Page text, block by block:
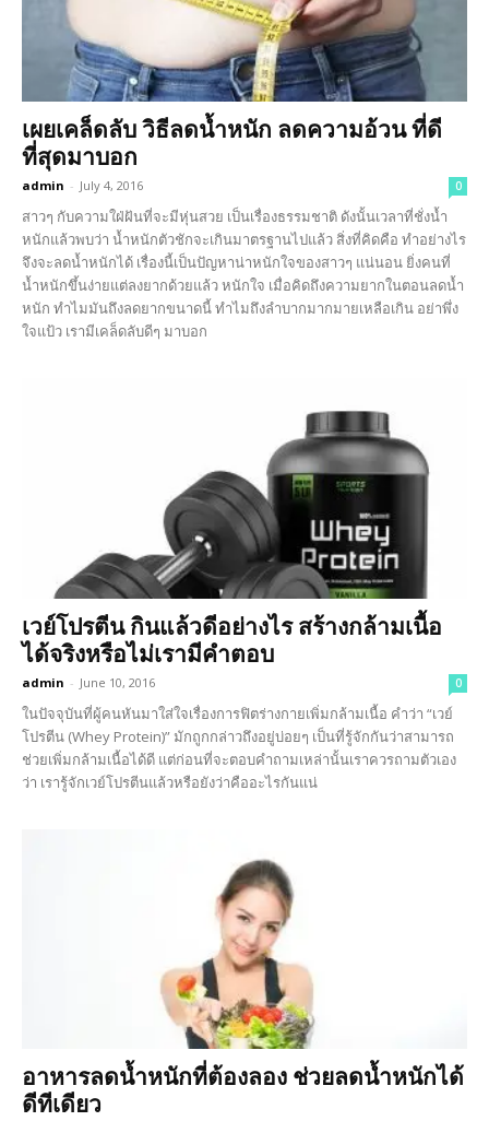
เผยเคล็ดลับ วิธีลดน้ำหนัก ลดความอ้วน ที่ดี
ที่สุดมาบอก
admin - July 4, 2016 0
สาวๆ กับความใฝ่ฝันที่จะมีหุ่นสวย เป็นเรื่องธรรมชาติ ดังนั้นเวลาที่ชั่งน้ำ
หนักแล้วพบว่า น้ำหนักตัวชักจะเกินมาตรฐานไปแล้ว สิ่งที่คิดคือ ทำอย่างไร
จึงจะลดน้ำหนักได้ เรื่องนี้เป็นปัญหาน่าหนักใจของสาวๆ แน่นอน ยิ่งคนที่
น้ำหนักขึ้นง่ายแต่ลงยากด้วยแล้ว หนักใจ เมื่อคิดถึงความยากในตอนลดน้ำ
หนัก ทำไมมันถึงลดยากขนาดนี้ ทำไมถึงลำบากมากมายเหลือเกิน อย่าพึ่ง
ใจแป้ว เรามีเคล็ดลับดีๆ มาบอก
เวย์โปรตีน กินแล้วดีอย่างไร สร้างกล้ามเนื้อ
ได้จริงหรือไม่เรามีคำตอบ
admin - June 10, 2016 0
ในปัจจุบันที่ผู้คนหันมาใส่ใจเรื่องการฟิตร่างกายเพิ่มกล้ามเนื้อ คำว่า “เวย์
โปรตีน (Whey Protein)” มักถูกกล่าวถึงอยู่บ่อยๆ เป็นที่รู้จักกันว่าสามารถ
ช่วยเพิ่มกล้ามเนื้อได้ดี แต่ก่อนที่จะตอบคำถามเหล่านั้นเราควรถามตัวเอง
ว่า เรารู้จักเวย์โปรตีนแล้วหรือยังว่าคืออะไรกันแน่
อาหารลดน้ำหนักที่ต้องลอง ช่วยลดน้ำหนักได้
ดีทีเดียว